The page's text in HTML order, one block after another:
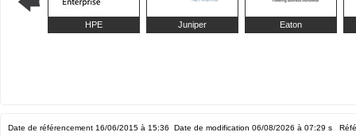
HPE Juniper Eaton
Date de référencement 16/06/2015 à 15:36 Date de modification 06/08/2026 à 07:29 s